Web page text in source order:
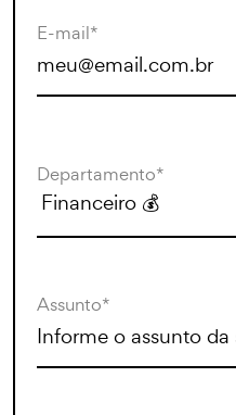
E-mail*
Departamento*
Assunto*